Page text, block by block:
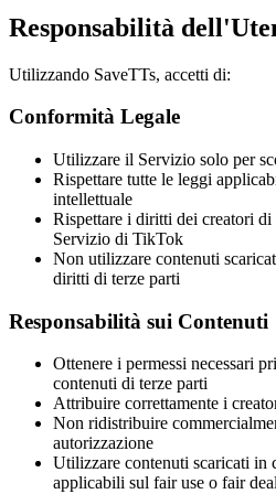
Responsabilità
Utilizzando SaveTTs, accetti di:
Conformità Legale
Utilizzare il Servizio solo per
Rispettare tutte le leggi
intellettuale
Rispettare i diritti dei creatori
Servizio di TikTok
Non utilizzare contenuti
diritti di terze parti
Responsabilità sui Contenuti
Ottenere i permessi necessari
contenuti di terze parti
Attribuire correttamente i
Non ridistribuire
autorizzazione
Utilizzare contenuti scaricati in
applicabili sul fair use o fair